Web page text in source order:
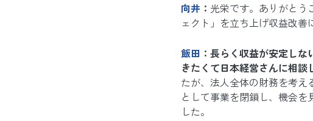
向井 ： 光栄です。ありがとう
ェクト」を立ち上げ収益改
飯田 ：長らく収益が安定し
きたくて日本経営さんに相談
たが、法人全体の財務を考
として事業を閉鎖し、機会
した。